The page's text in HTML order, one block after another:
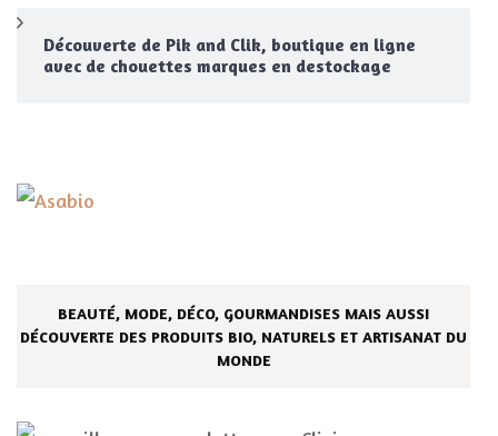
Découverte de Pik and Clik, boutique en ligne
avec de chouettes marques en destockage
BEAUTÉ, MODE, DÉCO, GOURMANDISES MAIS AUSSI
DÉCOUVERTE DES PRODUITS BIO, NATURELS ET ARTISANAT DU
MONDE